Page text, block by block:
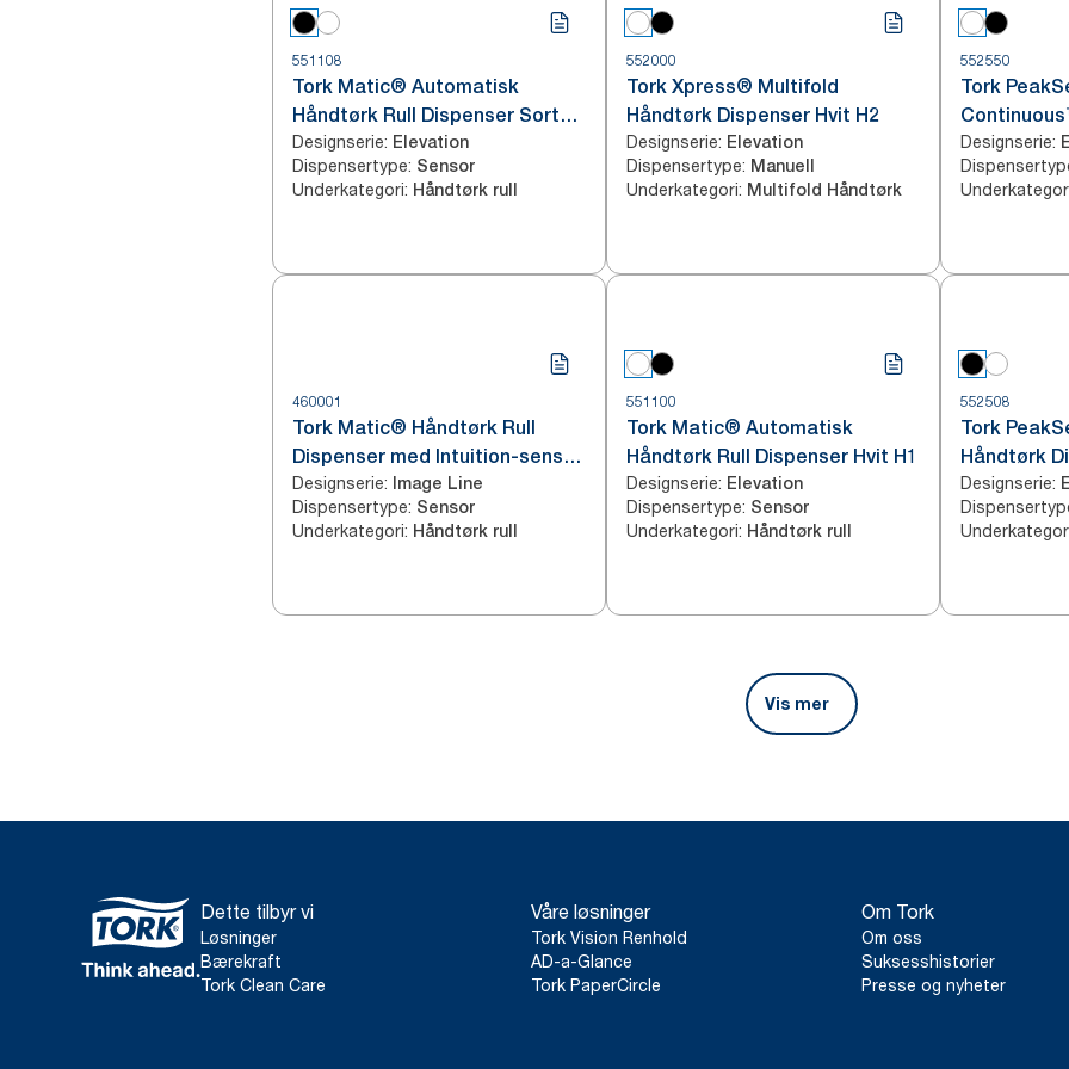
551108
Tork Matic® Automatisk
Håndtørk Rull Dispenser Sort
H1
Designserie: Elevation
Dispensertype: Sensor
Underkategori: Håndtørk rull
552000
Tork Xpress® Multifold
Håndtørk Dispenser Hvit H2
Designserie: Elevation
Dispensertype: Manuell
Underkategori: Multifold Håndtørk
552550
Tork
Dispenser
Designserie:
460001
Tork Matic® Håndtørk Rull
Dispenser med Intuition-sensor
Rustfritt stål H1
Designserie: Image Line
Dispensertype: Sensor
Underkategori: Håndtørk rull
551100
Tork Matic® Automatisk
Håndtørk Rull Dispenser Hvit H1
Designserie: Elevation
Dispensertype: Sensor
Underkategori: Håndtørk rull
552508
Tork
Håndtørk
Designserie:
Vis mer
Dette tilbyr vi
Løsninger
Bærekraft
Tork Clean Care
Våre løsninger
Tork Vision Renhold
AD-a-Glance
Tork PaperCircle
Om Tork
Om oss
Suksesshistorier
Presse og nyheter